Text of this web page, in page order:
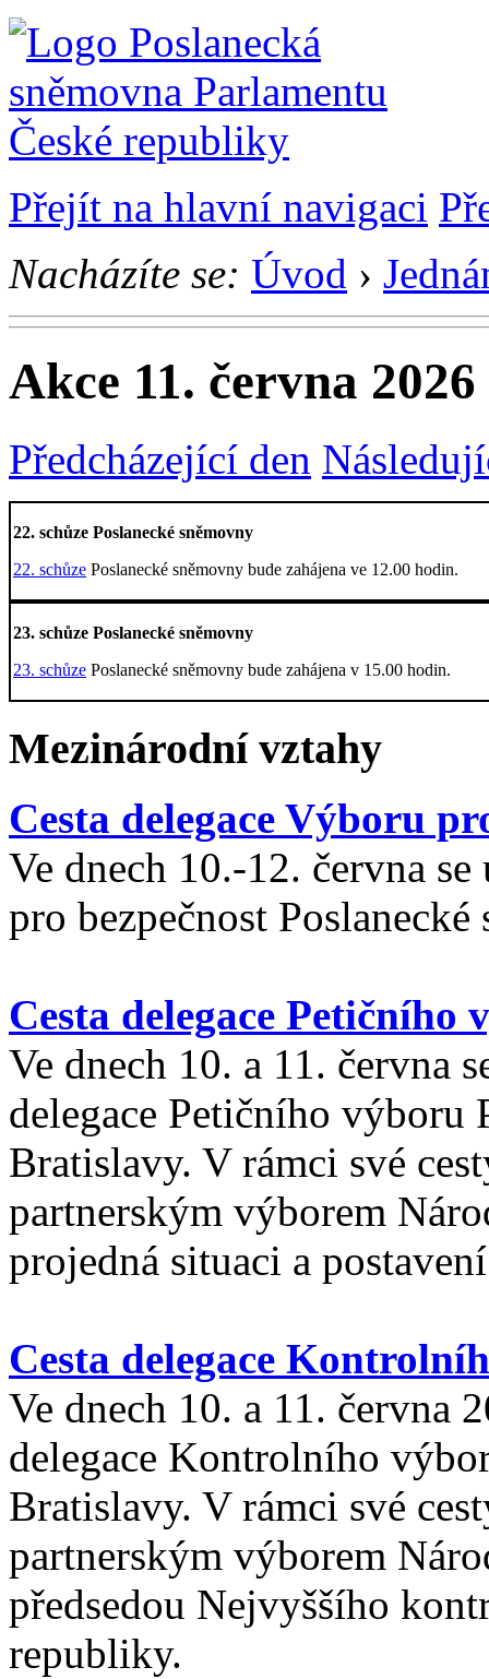
Přejít na hlavní navigaci
Nacházíte se: Úvod ›
Akce 11. června 2026
Předcházející den
22. schůze Poslanecké sněmovny
22. schůze Poslanecké sněmovny bude zahájena ve 12.00 hodin.
23. schůze Poslanecké sněmovny
23. schůze Poslanecké sněmovny bude zahájena v 15.00 hodin.
Mezinárodní vztahy
Cesta delegace Výboru
Ve dnech 10.-12. června
pro bezpečnost
Cesta delegace Petičního
Ve dnech 10. a 11. června
delegace Petičního výboru
Bratislavy. V rámci své
partnerským výborem
projedná situaci a
Cesta delegace
Ve dnech 10. a 11. června
delegace Kontrolního
Bratislavy. V rámci své
partnerským výborem
předsedou Nejvyššího
republiky.